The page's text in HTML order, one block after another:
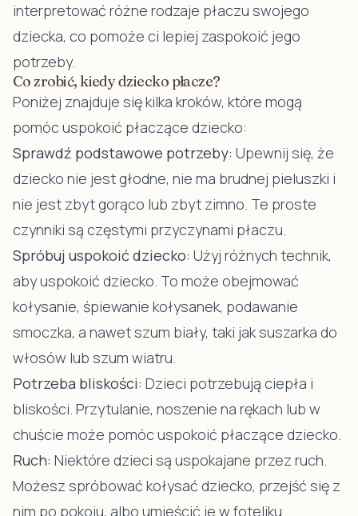
interpretować różne rodzaje płaczu swojego
dziecka, co pomoże ci lepiej zaspokoić jego
potrzeby.
Co zrobić, kiedy dziecko płacze?
Poniżej znajduje się kilka kroków, które mogą
pomóc uspokoić płaczące dziecko:
Sprawdź podstawowe potrzeby: Upewnij się, że
dziecko nie jest głodne, nie ma brudnej pieluszki i
nie jest zbyt gorąco lub zbyt zimno. Te proste
czynniki są częstymi przyczynami płaczu.
Spróbuj uspokoić dziecko: Użyj różnych technik,
aby uspokoić dziecko. To może obejmować
kołysanie, śpiewanie kołysanek, podawanie
smoczka, a nawet szum biały, taki jak suszarka do
włosów lub szum wiatru.
Potrzeba bliskości: Dzieci potrzebują ciepła i
bliskości. Przytulanie, noszenie na rękach lub w
chuście może pomóc uspokoić płaczące dziecko.
Ruch: Niektóre dzieci są uspokajane przez ruch.
Możesz spróbować kołysać dziecko, przejść się z
nim po pokoju, albo umieścić je w foteliku